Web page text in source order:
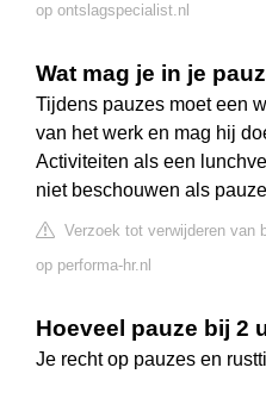
op ontslagspecialist.nl
Wat mag je in je
Tijdens pauzes moet een
van het werk en mag hij
Activiteiten als een
niet beschouwen als
Verzoek tot verwijderen van
op performa-hr.nl
Hoeveel pauze bij 2
Je recht op pauzes en